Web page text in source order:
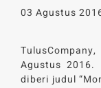
03 Agustus
Agustus
diberi judul